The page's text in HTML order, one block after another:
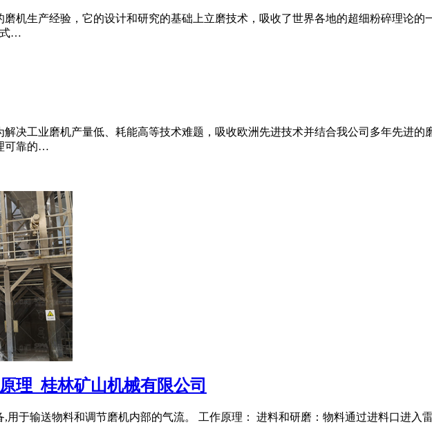
机生产经验，它的设计和研究的基础上立磨技术，吸收了世界各地的超细粉碎理论
式…
决工业磨机产量低、耗能高等技术难题，吸收欧洲先进技术并结合我公司多年先进
可靠的…
理_桂林矿山机械有限公司
用于输送物料和调节磨机内部的气流。 工作原理： 进料和研磨：物料通过进料口进入